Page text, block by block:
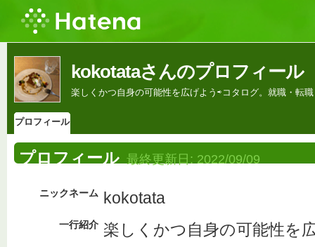
kokotataさんのプロフィール
楽しくかつ自身の可能性を広げよう⇨コタログ。就職・転
プロフィール
プロフィール 最終更新日: 2022/09/09
ニックネーム kokotata
一行紹介 楽しくかつ自身の可能性を